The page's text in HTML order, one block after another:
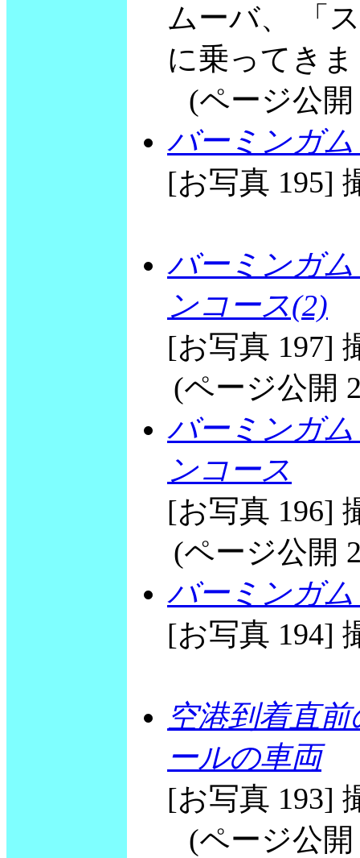
ムーバ、 「
に乗ってき
(ページ公開
バーミンガ
[お写真 195]
バーミンガ
ンコース(2)
[お写真 197]
(ページ公開
バーミンガ
ンコース
[お写真 196]
(ページ公開
バーミンガ
[お写真 194]
空港到着直
ールの車両
[お写真 193]
(ページ公開